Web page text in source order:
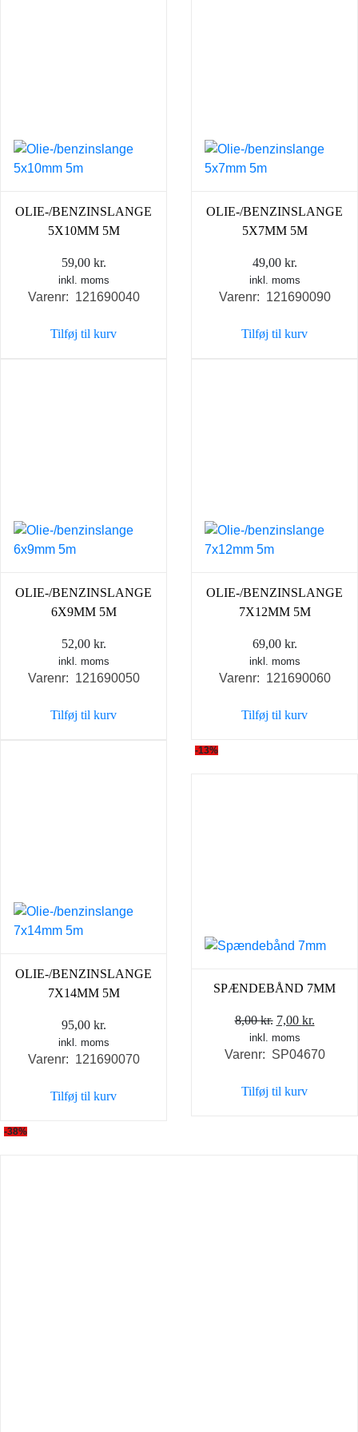
OLIE-/BENZINSLANGE
5X10MM 5M
59,00 kr.
inkl. moms
Varenr: 121690040
Tilføj til kurv
OLIE-/BENZINSLANGE
5X7MM 5M
49,00 kr.
inkl. moms
Varenr: 121690090
Tilføj til kurv
OLIE-/BENZINSLANGE
6X9MM 5M
52,00 kr.
inkl. moms
Varenr: 121690050
Tilføj til kurv
OLIE-/BENZINSLANGE
7X12MM 5M
69,00 kr.
inkl. moms
Varenr: 121690060
Tilføj til kurv
OLIE-/BENZINSLANGE
7X14MM 5M
95,00 kr.
inkl. moms
Varenr: 121690070
Tilføj til kurv
-13%
SPÆNDEBÅND 7MM
8,00kr. Den
oprindelige
pris
8,00 kr..
7,00 kr.
pris
inkl. moms
Varenr: SP04670
Tilføj til kurv
-38%